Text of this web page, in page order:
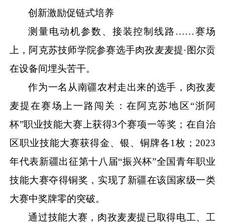
创新激励促链式培养
测量电动机参数、接装控制线路 ……赛场
上，阿克苏技师学院参赛选手肉孜麦麦提·图尔贡
在设备间埋头苦干。
作为一名从南疆农村走出来的选手，肉孜麦
麦提在赛场上一路闯关：在阿克苏地区“浙阿
杯”职业技能大赛上获得3个赛项一等奖；在自治
区职业技能大赛获得金、银、铜牌各1枚；2023
年代表新疆出征第十八届“振兴杯”全国青年职业
技能大赛夺得铜奖，实现了新疆在该国家级一类
大赛中奖牌零的突破。
通过技能大赛，肉孜麦麦提已取得电工、工